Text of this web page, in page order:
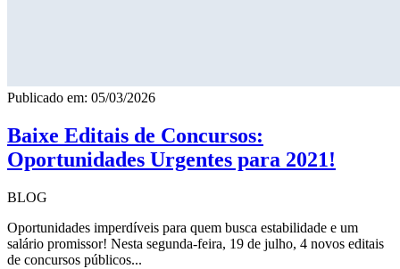
Publicado em: 05/03/2026
Baixe Editais de Concursos:
Oportunidades Urgentes para 2021!
BLOG
Oportunidades imperdíveis para quem busca estabilidade e um
salário promissor! Nesta segunda-feira, 19 de julho, 4 novos editais
de concursos públicos...